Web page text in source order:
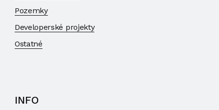
Pozemky
Developerské projekty
Ostatné
INFO